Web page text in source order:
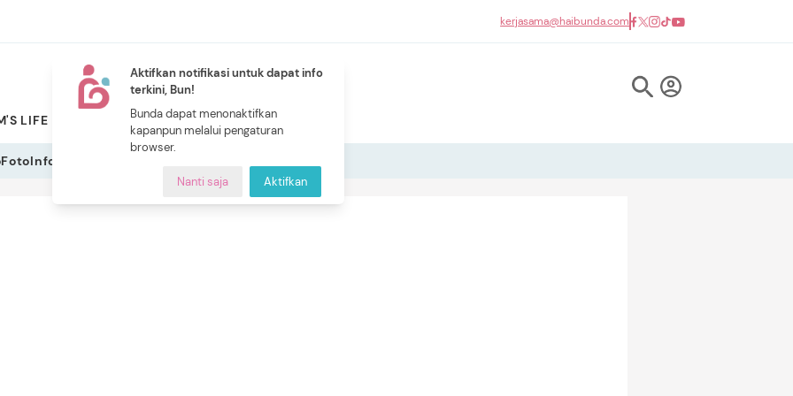
Aktifkan notifikasi untuk dapat info
terkini, Bun!
Bunda dapat menonaktifkan
kapanpun melalui pengaturan
browser.
Nanti saja Aktifkan
kerjasama@haibunda.com
LIFE PILIHAN BUNDA
NEW
CERITA BUNDA
FotoInfografis